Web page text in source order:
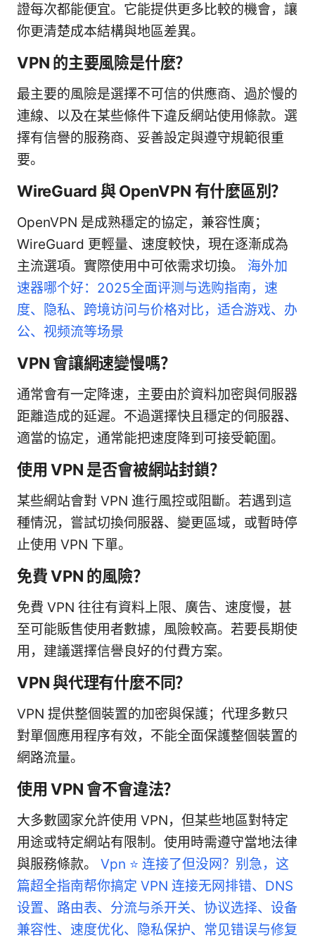
證每次都能便宜。它能提供更多比較的機會，讓
你更清楚成本結構與地區差異。
VPN 的主要風險是什麼？
最主要的風險是選擇不可信的供應商、過於慢的
連線、以及在某些條件下違反網站使用條款。選
擇有信譽的服務商、妥善設定與遵守規範很重
要。
WireGuard 與 OpenVPN 有什麼區別？
OpenVPN 是成熟穩定的協定，兼容性廣；
WireGuard 更輕量、速度較快，現在逐漸成為
主流選項。實際使用中可依需求切換。 海外加
速器哪个好：2025全面评测与选购指南，速
度、隐私、跨境访问与价格对比，适合游戏、办
公、视频流等场景
VPN 會讓網速變慢嗎？
通常會有一定降速，主要由於資料加密與伺服器
距離造成的延遲。不過選擇快且穩定的伺服器、
適當的協定，通常能把速度降到可接受範圍。
使用 VPN 是否會被網站封鎖？
某些網站會對 VPN 進行風控或阻斷。若遇到這
種情況，嘗試切換伺服器、變更區域，或暫時停
止使用 VPN 下單。
免費 VPN 的風險？
免費 VPN 往往有資料上限、廣告、速度慢，甚
至可能販售使用者數據，風險較高。若要長期使
用，建議選擇信譽良好的付費方案。
VPN 與代理有什麼不同？
VPN 提供整個裝置的加密與保護；代理多數只
對單個應用程序有效，不能全面保護整個裝置的
網路流量。
使用 VPN 會不會違法？
大多數國家允許使用 VPN，但某些地區對特定
用途或特定網站有限制。使用時需遵守當地法律
與服務條款。 Vpn ⭐ 连接了但没网？别急，这
篇超全指南帮你搞定 VPN 连接无网排错、DNS
设置、路由表、分流与杀开关、协议选择、设备
兼容性、速度优化、隐私保护、常见错误与修复